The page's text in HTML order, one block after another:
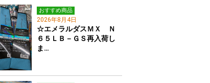
おすすめ商品
2026年8月4日
☆エメラルダスＭＸ Ｎ
６５ＬＢ－ＧＳ再入荷し
ま…